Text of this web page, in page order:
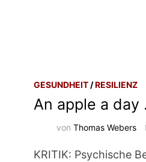
GESUNDHEIT /RESILIENZ
An apple a day
vonThomas Webers
KRITIK: Psychische